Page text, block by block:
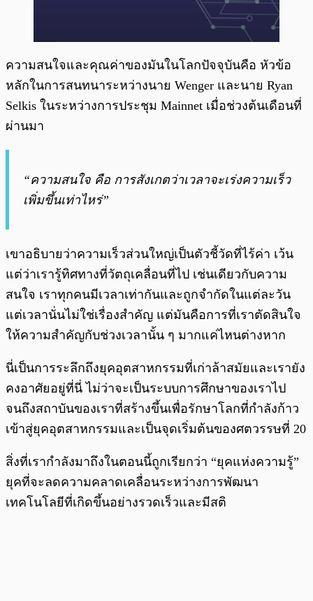
ความสนใจและคุณค่าของมันในโลกปัจจุบันคือ หัวข้อ
หลักในการสนทนาระหว่างนาย Wenger และนาย Ryan
Selkis ในระหว่างการประชุม Mainnet เมื่อช่วงต้นเดือนที่
ผ่านมา
“ความสนใจ คือ การสังเกตว่าเวลาจะเร่งความเร็ว
เพิ่มขึ้นเท่าไหร่”
เขาอธิบายว่าความเร็วส่วนใหญ่เป็นตัวชี้วัดที่ไร้ค่า เว้น
แต่ว่าเรารู้ทิศทางที่วัตถุเคลื่อนที่ไป เช่นเดียวกับความ
สนใจ เราทุกคนมีเวลาเท่ากันและถูกจำกัดในแต่ละวัน
แต่เวลานั่นไม่ใช่เรื่องสำคัญ แต่มันคือการที่เราตัดสินใจ
ให้ความสำคัญกับช่วงเวลานั้น ๆ มากแค่ไหนต่างหาก
นี่เป็นการระลึกถึงยุคอุตสาหกรรมที่เก่าล้าสมัยและเรายัง
คงอาศัยอยู่ที่นี่ ไม่ว่าจะเป็นระบบการศึกษาของเราไป
จนถึงสถาบันของเราที่สร้างขึ้นเพื่อรักษาโลกที่กำลังก้าว
เข้าสู่ยุคอุตสาหกรรมและเป็นจุดเริ่มต้นของศตวรรษที่ 20
สิ่งที่เรากำลังมาถึงในตอนนี้ถูกเรียกว่า “ยุคแห่งความรู้”
ยุคที่จะลดความคลาดเคลื่อนระหว่างการพัฒนา
เทคโนโลยีที่เกิดขึ้นอย่างรวดเร็วและมีสติ